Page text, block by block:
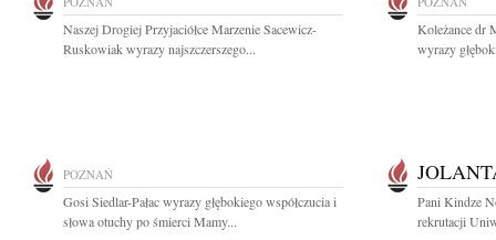
Naszej Drogiej Przyjaciółce Marzenie Sacewicz-
Ruskowiak wyrazy najszczerszego...
Koleżance dr
wyrazy
POZNAŃ
Gosi Siedlar-Pałac wyrazy głębokiego współczucia i
słowa otuchy po śmierci Mamy...
Pani Kindze
rekrutacji